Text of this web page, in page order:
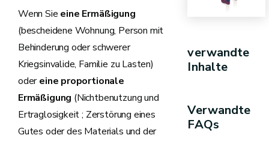
Wenn Sie eine Ermäßigung
(bescheidene Wohnung, Person mit
Behinderung oder schwerer
Kriegsinvalide, Familie zu Lasten)
odereine proportionale
Ermäßigung (Nichtbenutzung und
Ertraglosigkeit ; Zerstörung eines
Gutes oder des Materials und der
verwandte
Inhalte
Verwandte
FAQs